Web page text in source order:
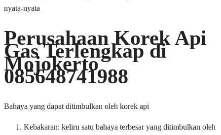
nyata-nyata
Perusahaan Korek Api
Gas Terlengkap di
Mojokerto
085648741988
Bahaya yang dapat ditimbulkan oleh korek api
Kebakaran: keliru satu bahaya terbesar yang ditimbulkan oleh